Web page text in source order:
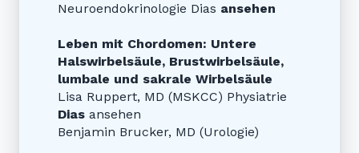
Neuroendokrinologie Dias ansehen
Leben mit Chordomen: Untere
Halswirbelsäule, Brustwirbelsäule,
lumbale und sakrale Wirbelsäule
Lisa Ruppert, MD (MSKCC) Physiatrie
Dias ansehen
Benjamin Brucker, MD (Urologie)